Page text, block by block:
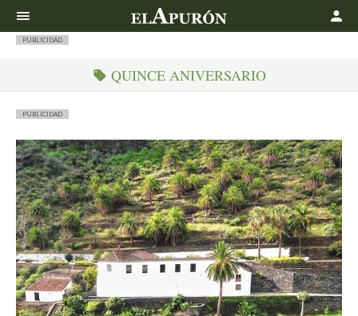
PUBLICIDAD
QUINCE ANIVERSARIO
PUBLICIDAD